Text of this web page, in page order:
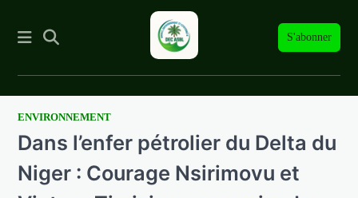
S'abonner
SkipENVIRONNEMENT
Dans l’enfer pétrolier du Delta du
Niger : Courage Nsirimovu et